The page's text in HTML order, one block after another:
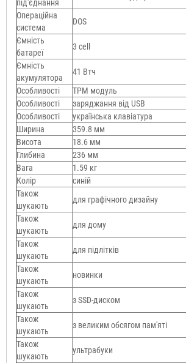
під'єднання
Операційна
система
DOS
Ємність
батареї
3 cell
Ємність
акумулятора
41 Втч
Особливості
TPM модуль
Особливості
заряджання від USB
Особливості
українська клавіатура
Ширина
359.8 мм
Висота
18.6 мм
Глибина
236 мм
Вага
1.59 кг
Колір
синій
Також
шукають
для графічного дизайну
Також
шукають
для дому
Також
шукають
для підлітків
Також
шукають
новинки
Також
шукають
з SSD-диском
Також
шукають
з великим обсягом пам'яті
Також
шукають
ультрабуки